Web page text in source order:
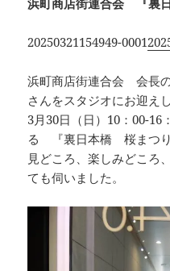
e
b
o
o
k
a
d
s
20250321154949-0001
浜町商店街連合会 会長
さんをスタジオにお迎え
3月30日（日）10：00-
る 『裏日本橋 桜まつり
見どころ、楽しみどころ
ても伺いました。